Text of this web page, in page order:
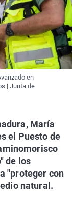
en
| Junta de
María
el Puesto de
de los
"proteger con
natural.